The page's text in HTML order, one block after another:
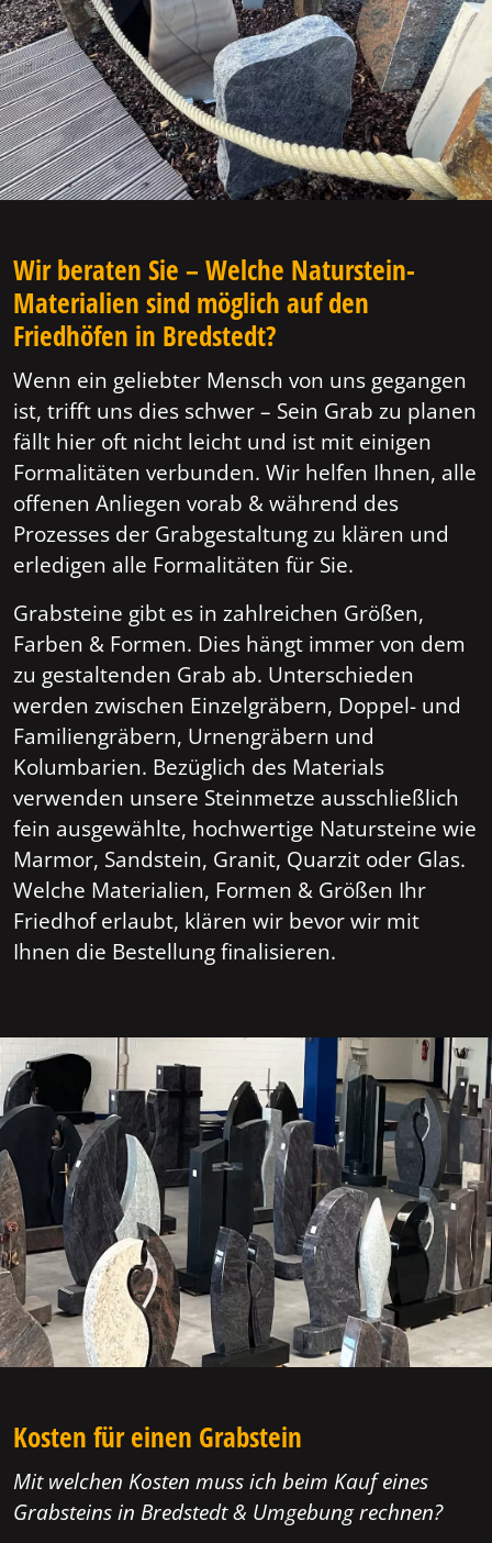
Wir beraten Sie – Welche Naturstein-
Materialien sind möglich auf den
Friedhöfen in Bredstedt?
Wenn ein geliebter Mensch von uns gegangen
ist, trifft uns dies schwer – Sein Grab zu planen
fällt hier oft nicht leicht und ist mit einigen
Formalitäten verbunden. Wir helfen Ihnen, alle
offenen Anliegen vorab & während des
Prozesses der Grabgestaltung zu klären und
erledigen alle Formalitäten für Sie.
Grabsteine gibt es in zahlreichen Größen,
Farben & Formen. Dies hängt immer von dem
zu gestaltenden Grab ab. Unterschieden
werden zwischen Einzelgräbern, Doppel- und
Familiengräbern, Urnengräbern und
Kolumbarien. Bezüglich des Materials
verwenden unsere Steinmetze ausschließlich
fein ausgewählte, hochwertige Natursteine wie
Marmor, Sandstein, Granit, Quarzit oder Glas.
Welche Materialien, Formen & Größen Ihr
Friedhof erlaubt, klären wir bevor wir mit
Ihnen die Bestellung finalisieren.
Kosten für einen Grabstein
Mit welchen Kosten muss ich beim Kauf eines
Grabsteins in Bredstedt & Umgebung rechnen?